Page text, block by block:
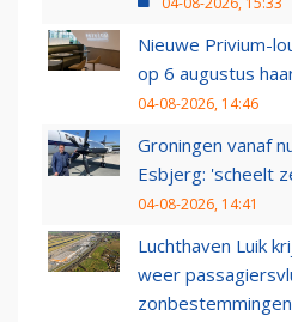
Nieuwe Privium-
op 6 augustus
04-08-2026, 14:46
Groningen vanaf
Esbjerg: 'scheelt
04-08-2026, 14:41
Luchthaven Luik
weer
zonbestemmingen